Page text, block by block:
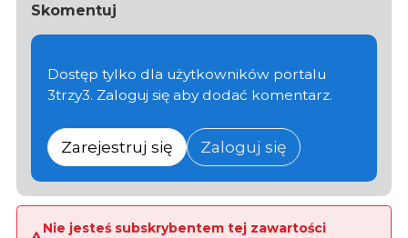
Skomentuj
Dostęp tylko dla użytkowników portalu
3trzy3. Zaloguj się aby dodać komentarz.
Zarejestruj się Zaloguj się
Nie jesteś subskrybentem tej zawartości